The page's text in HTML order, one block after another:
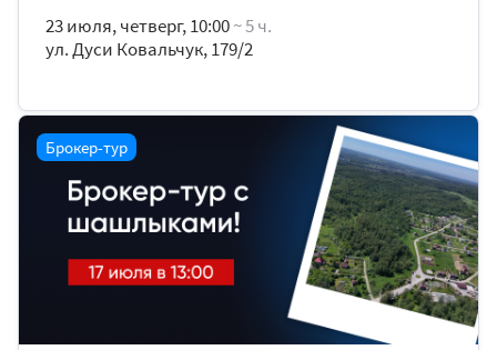
23 июля, четверг, 10:00~ 5 ч.
ул. Дуси Ковальчук, 179/2
Брокер-тур